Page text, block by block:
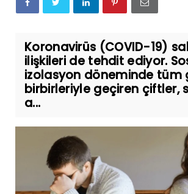
Koronavirüs (COVID-19)
ilişkileri de tehdit ediyor.
izolasyon döneminde tüm
birbirleriyle geçiren çiftler,
a...